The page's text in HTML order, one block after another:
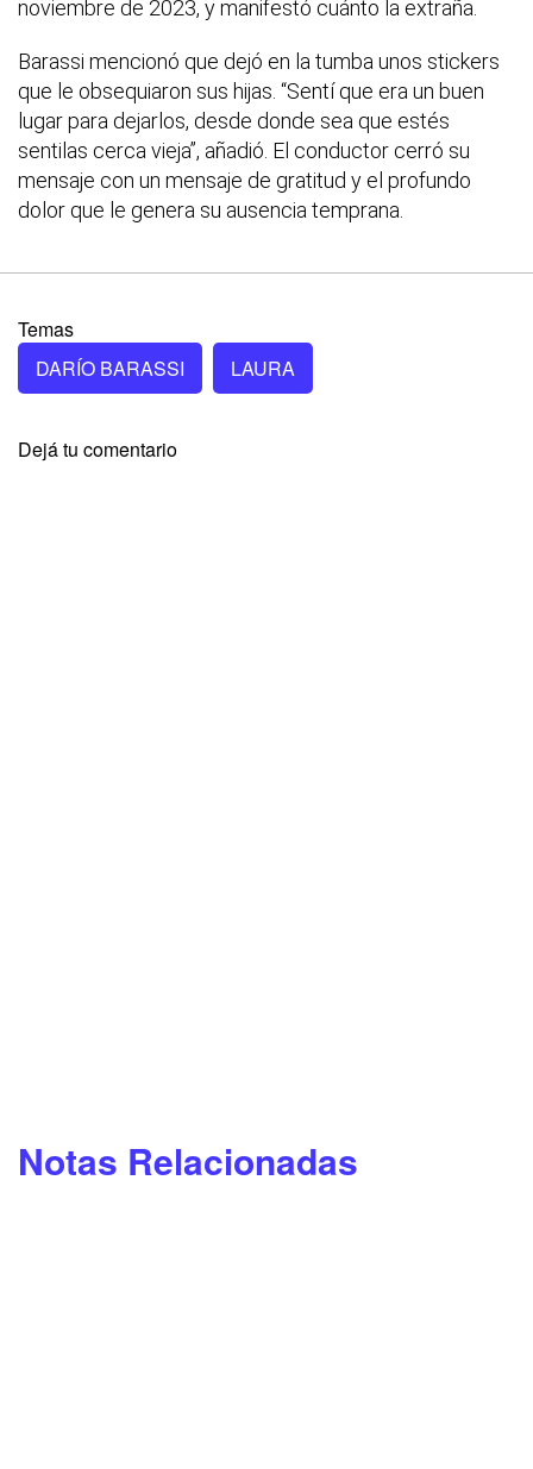
noviembre de 2023, y manifestó cuánto la extraña.
Barassi mencionó que dejó en la tumba unos stickers
que le obsequiaron sus hijas. “Sentí que era un buen
lugar para dejarlos, desde donde sea que estés
sentilas cerca vieja”, añadió. El conductor cerró su
mensaje con un mensaje de gratitud y el profundo
dolor que le genera su ausencia temprana.
Temas
DARÍO BARASSI
LAURA
Dejá tu comentario
Notas Relacionadas